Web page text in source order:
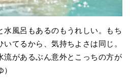
水風呂もあるのもうれしい。もち
てるから、気持ちよさは同じ。
流があるぶん意外とこっちの方が